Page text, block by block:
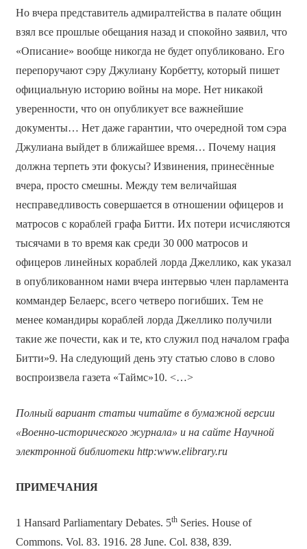
Но вчера представитель адмиралтейства в палате общин
взял все прошлые обещания назад и спокойно заявил, что
«Описание» вообще никогда не будет опубликовано. Его
перепоручают сэру Джулиану Корбетту, который пишет
официальную историю войны на море. Нет никакой
уверенности, что он опубликует все важнейшие
документы… Нет даже гарантии, что очередной том сэра
Джулиана выйдет в ближайшее время… Почему нация
должна терпеть эти фокусы? Извинения, принесённые
вчера, просто смешны. Между тем величайшая
несправедливость совершается в отношении офицеров и
матросов с кораблей графа Битти. Их потери исчисляются
тысячами в то время как среди 30 000 матросов и
офицеров линейных кораблей лорда Джеллико, как указал
в опубликованном нами вчера интервью член парламента
коммандер Белаерс, всего четверо погибших. Тем не
менее командиры кораблей лорда Джеллико получили
такие же почести, как и те, кто служил под началом графа
Битти»9. На следующий день эту статью слово в слово
воспроизвела газета «Таймс»10. <…>
Полный вариант статьи читайте в бумажной версии
«Военно-исторического журнала» и на сайте Научной
электронной библиотеки http:www.elibrary.ru
ПРИМЕЧАНИЯ
1 Hansard Parliamentary Debates. 5thSeries. House of
Commons. Vol. 83. 1916. 28 June. Col. 838, 839.